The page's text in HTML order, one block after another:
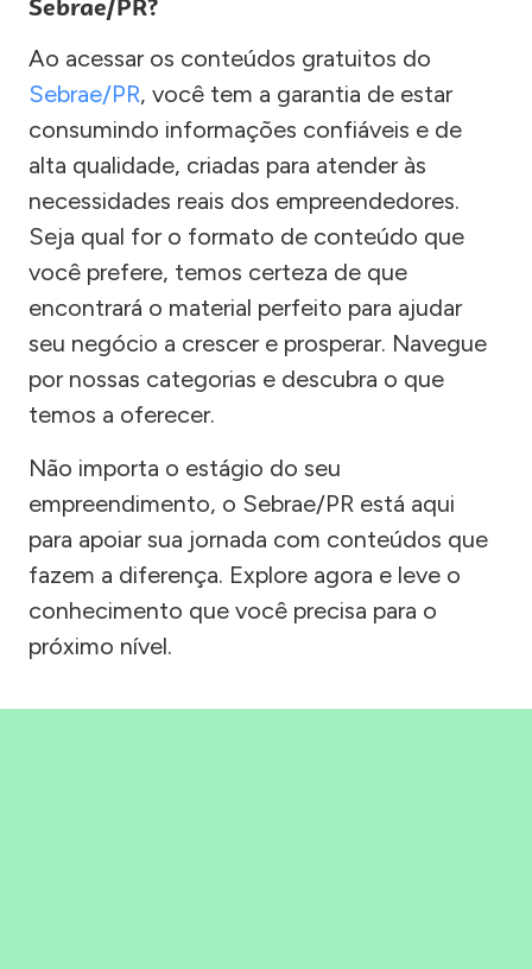
Sebrae/PR?
Ao acessar os conteúdos gratuitos do
Sebrae/PR, você tem a garantia de estar
consumindo informações confiáveis e de
alta qualidade, criadas para atender às
necessidades reais dos empreendedores.
Seja qual for o formato de conteúdo que
você prefere, temos certeza de que
encontrará o material perfeito para ajudar
seu negócio a crescer e prosperar. Navegue
por nossas categorias e descubra o que
temos a oferecer.
Não importa o estágio do seu
empreendimento, o Sebrae/PR está aqui
para apoiar sua jornada com conteúdos que
fazem a diferença. Explore agora e leve o
conhecimento que você precisa para o
próximo nível.